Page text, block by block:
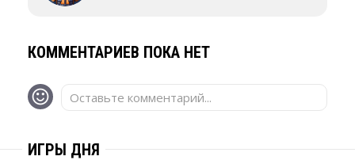
КОММЕНТАРИЕВ ПОКА НЕТ
Оставьте комментарий...
ИГРЫ ДНЯ